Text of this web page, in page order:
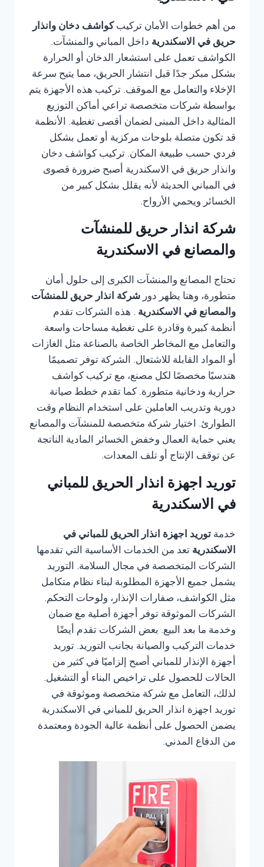
من أهم خطوات الأمان تركيب كواشف دخان وانذار
حريق في الاسكندرية داخل المباني والمنشآت.
الكواشف تعمل على استشعار الدخان أو الحرارة
بشكل مبكر جدًا قبل انتشار الحريق، مما يتيح سرعة
الإخلاء والتعامل مع الموقف. تركيب هذه الأجهزة يتم
بواسطة شركات متخصصة تراعي أماكن التوزيع
المثالية داخل المبنى لضمان أقصى تغطية. الأنظمة
قد تكون متصلة بلوحات مركزية أو تعمل بشكل
فردي حسب طبيعة المكان. تركيب كواشف دخان
وانذار حريق في الاسكندرية أصبح ضرورة قصوى
في المباني الحديثة لأنه يقلل بشكل كبير من
الخسائر ويحمي الأرواح.
شركة انذار حريق للمنشآت
والمصانع في الاسكندرية
تحتاج المصانع والمنشآت الكبرى إلى حلول أمان
متطورة، وهنا يظهر دور شركة انذار حريق للمنشآت
والمصانع في الاسكندرية . هذه الشركات تقدم
أنظمة كبيرة وقادرة على تغطية مساحات واسعة
والتعامل مع المخاطر الخاصة بالصناعة مثل الغازات
أو المواد القابلة للاشتعال. الشركة توفر تصميمًا
هندسيًا مخصصًا لكل مصنع، مع تركيب كواشف
حرارية ودخانية متطورة. كما تقدم خطط صيانة
دورية وتدريب العاملين على استخدام النظام وقت
الطوارئ. اختيار شركة متخصصة للمنشآت والمصانع
يعني حماية العمال وخفض الخسائر المادية الناتجة
عن توقف الإنتاج أو تلف المعدات.
توريد اجهزة انذار الحريق للمباني
في الاسكندرية
خدمة توريد اجهزة انذار الحريق للمباني في
الاسكندرية تعد من الخدمات الأساسية التي تقدمها
الشركات المتخصصة في مجال السلامة. التوريد
يشمل جميع الأجهزة المطلوبة لبناء نظام متكامل
مثل الكواشف، صفارات الإنذار، ولوحات التحكم.
الشركات الموثوقة توفر أجهزة أصلية مع ضمان
وخدمة ما بعد البيع. بعض الشركات تقدم أيضًا
خدمات التركيب والصيانة بجانب التوريد. توريد
أجهزة الإنذار للمباني أصبح إلزاميًا في كثير من
الحالات للحصول على تراخيص البناء أو التشغيل.
لذلك، التعامل مع شركة متخصصة وموثوقة في
توريد اجهزة انذار الحريق للمباني في الاسكندرية
يضمن الحصول على أنظمة عالية الجودة ومعتمدة
من الدفاع المدني.